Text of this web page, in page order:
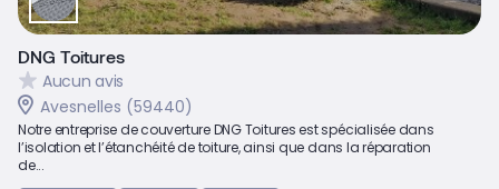
DNG Toitures
Aucun avis
Avesnelles (59440)
Notre entreprise de couverture DNG Toitures est spécialisée dans
l’isolation et l’étanchéité de toiture, ainsi que dans la réparation
de...